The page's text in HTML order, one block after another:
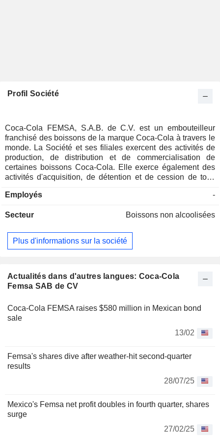
Actualités dans d'autres langues: Coca-Cola
Femsa SAB de CV
Coca-Cola FEMSA raises $580 million in Mexican bond
sale
13/02
Femsa's shares dive after weather-hit second-quarter
results
28/07/25
Mexico's Femsa net profit doubles in fourth quarter, shares
surge
27/02/25
Profil Société
Coca-Cola FEMSA, S.A.B. de C.V. est un embouteilleur
franchisé des boissons de la marque Coca-Cola à travers le
monde. La Société et ses filiales exercent des activités de
production, de distribution et de commercialisation de
certaines boissons Coca-Cola. Elle exerce également des
activités d'acquisition, de détention et de cession de tous
segments de la Société comprennent la division Mexique et
activités du siège social), le Guatemala, le Nicaragua, le
comprend le Brésil, l'Argentine et la Colombie ; le
Venezuela, qui opère dans une économie soumise à un
dans Coca-Cola FEMSA Philippines, Inc., comptabilisée
selon la méthode de mise en équivalence. Les boissons de
(colas et boissons gazeuses aromatisées), les eaux et les
boissons non gazeuses (y compris les boissons à base de
Employés -
Secteur Boissons non alcoolisées
Plus d'informations sur la société